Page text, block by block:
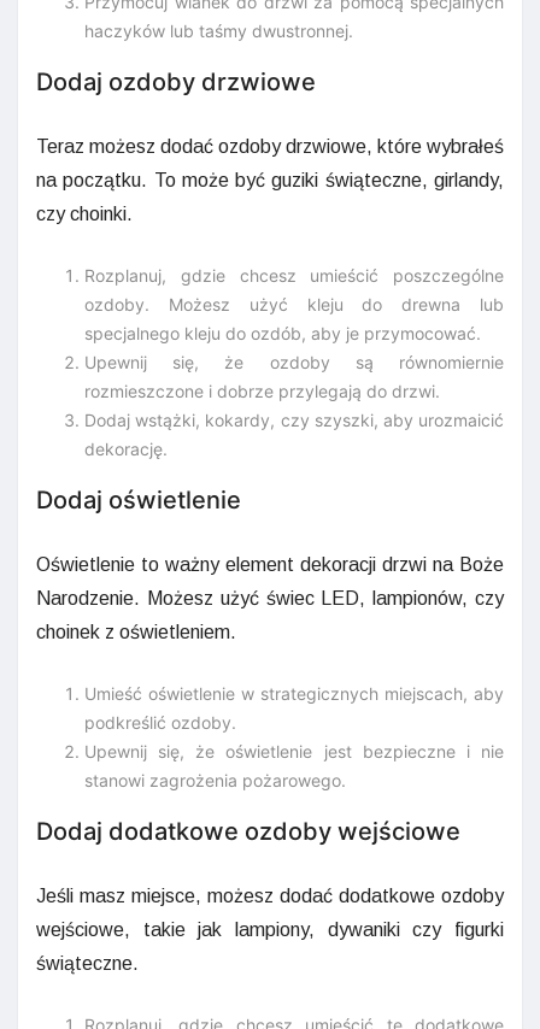
haczyków lub taśmy dwustronnej.
Dodaj ozdoby drzwiowe
Teraz możesz dodać ozdoby drzwiowe, które wybrałeś
na początku. To może być guziki świąteczne, girlandy,
czy choinki.
Rozplanuj, gdzie chcesz umieścić poszczególne
ozdoby. Możesz użyć kleju do drewna lub
specjalnego kleju do ozdób, aby je przymocować.
Upewnij się, że ozdoby są równomiernie
rozmieszczone i dobrze przylegają do drzwi.
Dodaj wstążki, kokardy, czy szyszki, aby urozmaicić
dekorację.
Dodaj oświetlenie
Oświetlenie to ważny element dekoracji drzwi na Boże
Narodzenie. Możesz użyć świec LED, lampionów, czy
choinek z oświetleniem.
Umieść oświetlenie w strategicznych miejscach, aby
podkreślić ozdoby.
Upewnij się, że oświetlenie jest bezpieczne i nie
stanowi zagrożenia pożarowego.
Dodaj dodatkowe ozdoby wejściowe
Jeśli masz miejsce, możesz dodać dodatkowe ozdoby
wejściowe, takie jak lampiony, dywaniki czy figurki
świąteczne.
Rozplanuj, gdzie chcesz umieścić te dodatkowe